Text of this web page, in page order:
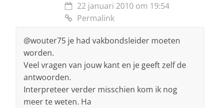
22 januari 2010 om 19:54
Permalink
@wouter75 je had vakbondsleider moeten
worden.
Veel vragen van jouw kant en je geeft zelf de
antwoorden.
Interpreteer verder misschien kom ik nog
meer te weten. Ha